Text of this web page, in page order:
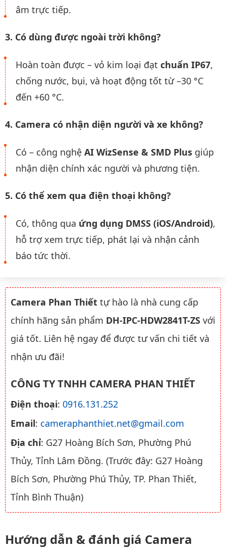
âm trực tiếp.
3. Có dùng được ngoài trời không?
Hoàn toàn được – vỏ kim loại đạt chuẩn IP67,
chống nước, bụi, và hoạt động tốt từ –30 °C
đến +60 °C.
4. Camera có nhận diện người và xe không?
Có – công nghệ AI WizSense & SMD Plus giúp
nhận diện chính xác người và phương tiện.
5. Có thể xem qua điện thoại không?
Có, thông qua ứng dụng DMSS (iOS/Android),
hỗ trợ xem trực tiếp, phát lại và nhận cảnh
báo tức thời.
Camera Phan Thiết tự hào là nhà cung cấp
chính hãng sản phẩm DH-IPC-HDW2841T-ZS với
giá tốt. Liên hệ ngay để được tư vấn chi tiết và
nhận ưu đãi!
CÔNG TY TNHH CAMERA PHAN THIẾT
Điện thoại: 0916.131.252
Email: cameraphanthiet.net@gmail.com
Địa chỉ: G27 Hoàng Bích Sơn, Phường Phú
Thủy, Tỉnh Lâm Đồng. (Trước đây: G27 Hoàng
Bích Sơn, Phường Phú Thủy, TP. Phan Thiết,
Tỉnh Bình Thuận)
Hướng dẫn & đánh giá Camera